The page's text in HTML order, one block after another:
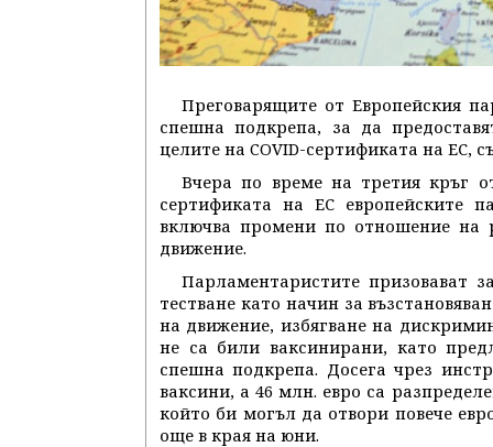
Преговарящите от Европейския
спешна подкрепа, за да
целите на COVID-сертификата на ЕС,
Вчера по време на третия кръг
сертификата на ЕС европейските
включва промени по отношение на
движение.
Парламентаристите призовават
тестване като начин за
на движение, избягване на
не са били ваксинирани, като
спешна подкрепа. Досега чрез
ваксини, а 46 млн. евро са
който би могъл да отвори повече
още в края на юни.